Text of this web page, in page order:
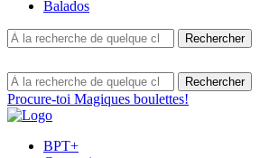
Balados
Procure-toi Magiques boulettes!
BPT+